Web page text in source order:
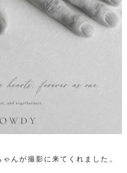
んが撮影に来てくれました。